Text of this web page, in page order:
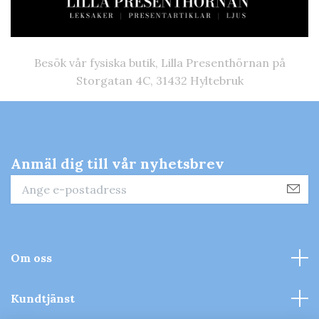
Besök vår fysiska butik, Lilla Presenthörnan på
Storgatan 4C, 31432 Hyltebruk
Anmäl dig till vår nyhetsbrev
Om oss
Kundtjänst